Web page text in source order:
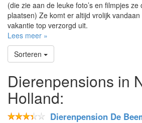
(die zie aan de leuke foto’s en filmpjes ze
plaatsen) Ze komt er altijd vrolijk
vakantie top verzorgd uit.
Lees meer »
Sorteren
Dierenpensions in
Holland:
Dierenpension De